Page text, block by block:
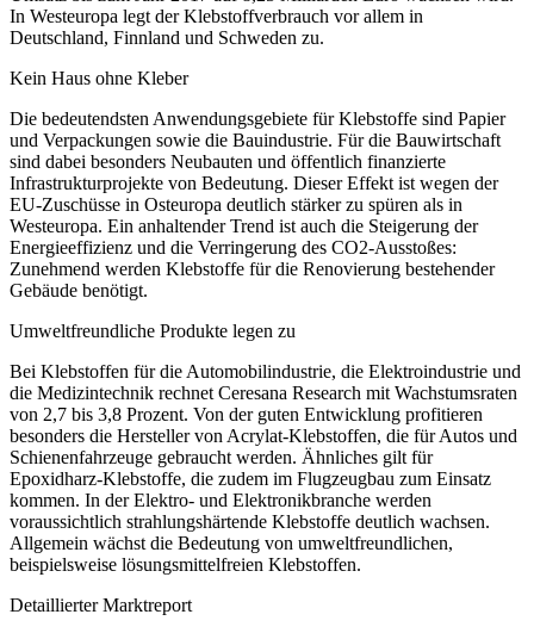
In Westeuropa legt der Klebstoffverbrauch vor allem in
Deutschland, Finnland und Schweden zu.
Kein Haus ohne Kleber
Die bedeutendsten Anwendungsgebiete für Klebstoffe sind Papier
und Verpackungen sowie die Bauindustrie. Für die Bauwirtschaft
sind dabei besonders Neubauten und öffentlich finanzierte
Infrastrukturprojekte von Bedeutung. Dieser Effekt ist wegen der
EU-Zuschüsse in Osteuropa deutlich stärker zu spüren als in
Westeuropa. Ein anhaltender Trend ist auch die Steigerung der
Energieeffizienz und die Verringerung des CO2-Ausstoßes:
Zunehmend werden Klebstoffe für die Renovierung bestehender
Gebäude benötigt.
Umweltfreundliche Produkte legen zu
Bei Klebstoffen für die Automobilindustrie, die Elektroindustrie und
die Medizintechnik rechnet Ceresana Research mit Wachstumsraten
von 2,7 bis 3,8 Prozent. Von der guten Entwicklung profitieren
besonders die Hersteller von Acrylat-Klebstoffen, die für Autos und
Schienenfahrzeuge gebraucht werden. Ähnliches gilt für
Epoxidharz-Klebstoffe, die zudem im Flugzeugbau zum Einsatz
kommen. In der Elektro- und Elektronikbranche werden
voraussichtlich strahlungshärtende Klebstoffe deutlich wachsen.
Allgemein wächst die Bedeutung von umweltfreundlichen,
beispielsweise lösungsmittelfreien Klebstoffen.
Detaillierter Marktreport